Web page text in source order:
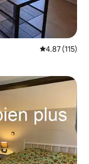
Calificación
4.87 (115)